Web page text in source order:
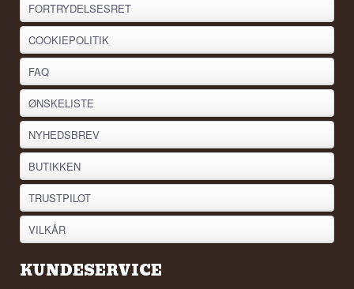
FORTRYDELSESRET
COOKIEPOLITIK
FAQ
ØNSKELISTE
NYHEDSBREV
BUTIKKEN
TRUSTPILOT
VILKÅR
KUNDESERVICE